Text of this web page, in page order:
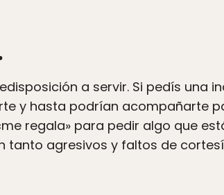
a servir. Si pedís una
y hasta podrían acompañarte
regala» para pedir algo que
tanto agresivos y faltos de